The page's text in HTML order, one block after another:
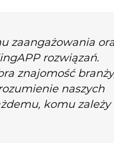
zaangażowania
rozwiązań.
znajomość
naszych
komu zależy